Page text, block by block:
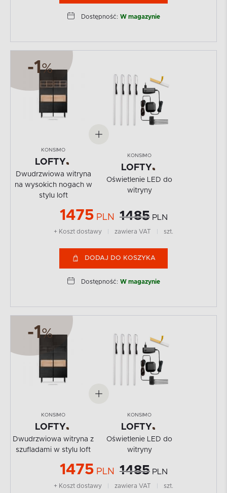
Dostępność: W magazynie
-1%
KONSIMO
LOFTY
Dwudrzwiowa witryna
na wysokich nogach w
stylu loft
KONSIMO
LOFTY
Oświetlenie LED do
witryny
1475 PLN 1485 PLN
+ Koszt dostawy zawiera VAT szt.
DODAJ DO KOSZYKA
Dostępność: W magazynie
-1%
KONSIMO
LOFTY
Dwudrzwiowa witryna z
szufladami w stylu loft
KONSIMO
LOFTY
Oświetlenie LED do
witryny
1475 PLN 1485 PLN
+ Koszt dostawy zawiera VAT szt.